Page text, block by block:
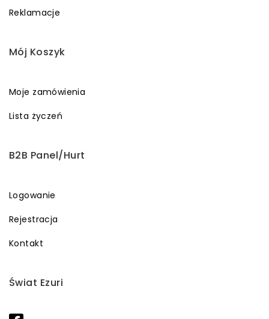
Reklamacje
Mój Koszyk
Moje zamówienia
Lista życzeń
B2B Panel/Hurt
Logowanie
Rejestracja
Kontakt
Świat Ezuri